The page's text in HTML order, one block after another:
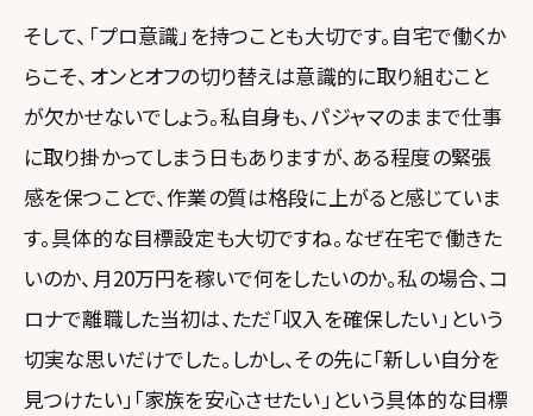
そして、「プロ意識」を持つことも大切です。自宅で働くか
らこそ、オンとオフの切り替えは意識的に取り組むこと
が欠かせないでしょう。私自身も、パジャマのままで仕事
に取り掛かってしまう日もありますが、ある程度の緊張
感を保つことで、作業の質は格段に上がると感じていま
す。具体的な目標設定も大切ですね。なぜ在宅で働きた
いのか、月20万円を稼いで何をしたいのか。私の場合、コ
ロナで離職した当初は、ただ「収入を確保したい」という
切実な思いだけでした。しかし、その先に「新しい自分を
見つけたい」「家族を安心させたい」という具体的な目標